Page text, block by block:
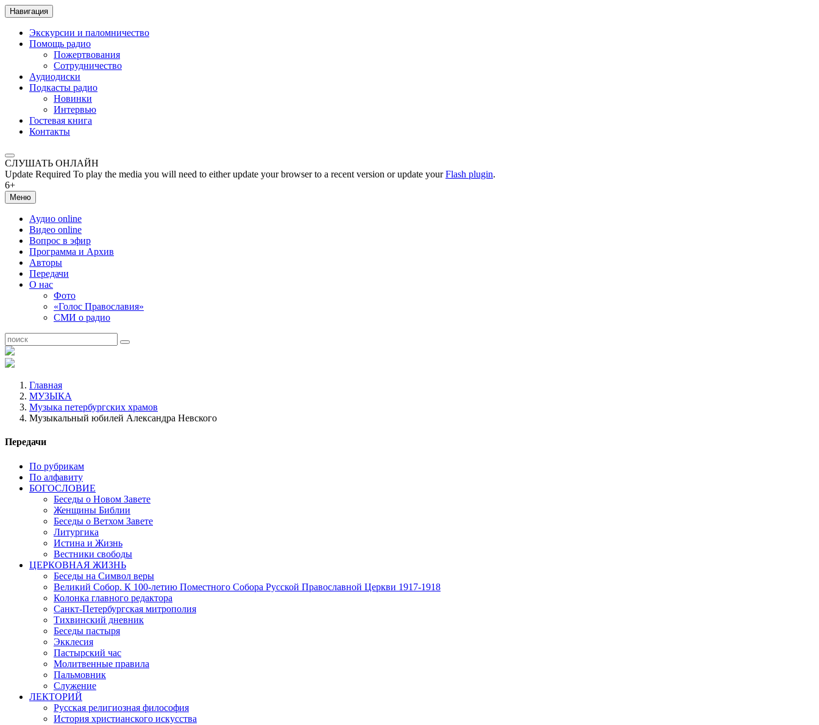
Навигация
Экскурсии и паломничество
Помощь радио
Пожертвования
Сотрудничество
Аудиодиски
Подкасты радио
Новинки
Интервью
Гостевая книга
Контакты
СЛУШАТЬ ОНЛАЙН
Update Required To play the media you will need to either update your browser to a recent version or update yourFlash plugin.
6+
Меню
Аудио online
Видео online
Вопрос в эфир
Программа и Архив
Авторы
Передачи
О нас
Фото
«Голос Православия»
СМИ о радио
Главная
МУЗЫКА
Музыка петербургских храмов
Музыкальный юбилей Александра Невского
Передачи
По рубрикам
По алфавиту
БОГОСЛОВИЕ
Беседы о Новом Завете
Женщины Библии
Беседы о Ветхом Завете
Литургика
Истина и Жизнь
Вестники свободы
ЦЕРКОВНАЯ ЖИЗНЬ
Беседы на Символ веры
Великий Собор. К 100-летию Поместного Собора Русской Православной Церкви 1917-1918
Колонка главного редактора
Санкт-Петербургская митрополия
Тихвинский дневник
Беседы пастыря
Экклесия
Пастырский час
Молитвенные правила
Пальмовник
Служение
ЛЕКТОРИЙ
Русская религиозная философия
История христианского искусства